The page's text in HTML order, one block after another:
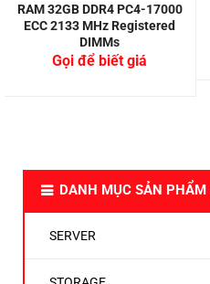
DANH MỤC SẢN PHẨM
SERVER
RAM 32GB DDR4 PC4-17000
ECC 2133 MHz Registered
DIMMs
Gọi để biết giá